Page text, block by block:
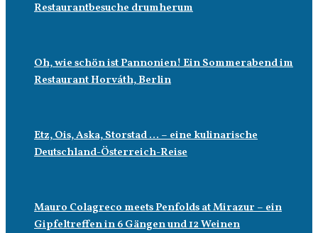
Restaurantbesuche drumherum
Oh, wie schön ist Pannonien! Ein Sommerabend im
Restaurant Horváth, Berlin
Etz, Ois, Aska, Storstad … – eine kulinarische
Deutschland-Österreich-Reise
Mauro Colagreco meets Penfolds at Mirazur – ein
Gipfeltreffen in 6 Gängen und 12 Weinen